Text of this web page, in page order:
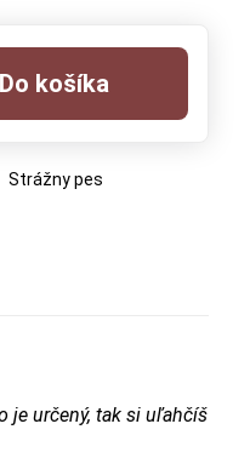
Do košíka
Strážny pes
je určený, tak si uľahčíš